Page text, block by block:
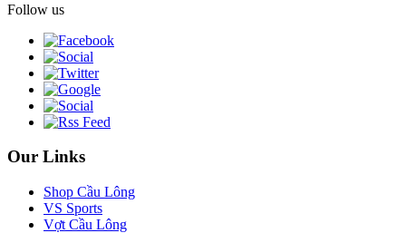
Follow us
Our Links
Shop Cầu Lông
VS Sports
Vợt Cầu Lông